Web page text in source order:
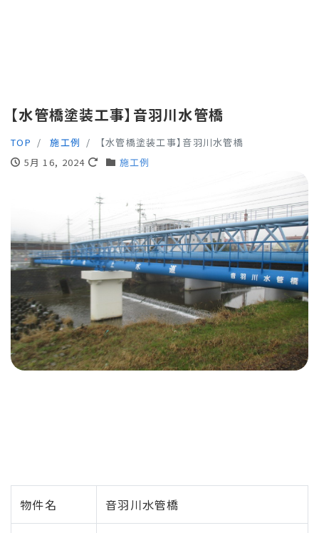
【水管橋塗装工事】音羽川水管橋
TOP 施工例
【水管橋塗装工事】音羽川水管橋
5月 16, 2024
施工例
物件名 音羽川水管橋